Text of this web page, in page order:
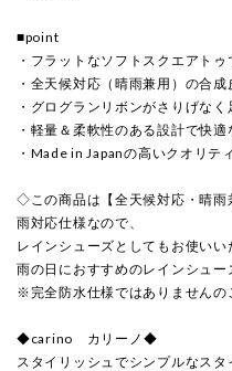
■point
・フラットなソフトスクエアト
・全天候対応（晴雨兼用）の合
・グログランリボンがさりげな
・軽量＆柔軟性のある設計で快
・Made in Japanの高いクオリティ
◇この商品は【全天候対応・晴
雨対応仕様なので、
レインシューズとしてもお使いい
雨の日におすすめのレインシュー
※完全防水仕様ではありませんの
◆carino カリーノ◆
スタイリッシュでシンプルなスタ